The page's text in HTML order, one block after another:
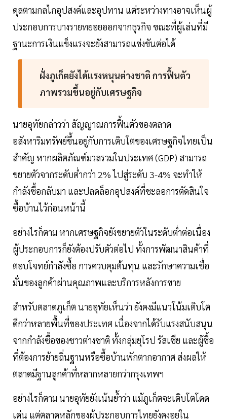
ดุลตามกลไกอุปสงค์และอุปทาน แต่ระหว่างทางอาจเห็นผู้
ประกอบการบางรายทยอยออกจากธุรกิจ ขณะที่ผู้เล่นที่มี
ฐานะการเงินแข็งแรงจะยังสามารถแข่งขันต่อได้
ฝั่งภูเก็ตยังได้แรงหนุนต่างชาติ การฟื้นตัว
ภาพรวมขึ้นอยู่กับเศรษฐกิจ
นายอุทัยกล่าวว่า สัญญาณการฟื้นตัวของตลาด
อสังหาริมทรัพย์ขึ้นอยู่กับการเติบโตของเศรษฐกิจไทยเป็น
สำคัญ หากผลิตภัณฑ์มวลรวมในประเทศ (GDP) สามารถ
ขยายตัวจากระดับต่ำกว่า 2% ไปสู่ระดับ 3-4% จะทำให้
กำลังซื้อกลับมา และปลดล็อกอุปสงค์ที่ชะลอการตัดสินใจ
ซื้อบ้านไว้ก่อนหน้านี้
อย่างไรก็ตาม หากเศรษฐกิจยังขยายตัวในระดับต่ำต่อเนื่อง
ผู้ประกอบการก็ยังต้องปรับตัวต่อไป ทั้งการพัฒนาสินค้าที่
ตอบโจทย์กำลังซื้อ การควบคุมต้นทุน และรักษาความเชื่อ
มั่นของลูกค้าผ่านคุณภาพและบริการหลังการขาย
สำหรับตลาดภูเก็ต นายอุทัยเห็นว่า ยังคงมีแนวโน้มเติบโต
ดีกว่าหลายพื้นที่ของประเทศ เนื่องจากได้รับแรงสนับสนุน
จากกำลังซื้อของชาวต่างชาติ ทั้งกลุ่มยุโรป รัสเซีย และผู้ซื้อ
ที่ต้องการย้ายถิ่นฐานหรือซื้อบ้านพักตากอากาศ ส่งผลให้
ตลาดมีฐานลูกค้าที่หลากหลายกว่ากรุงเทพฯ
อย่างไรก็ตาม นายอุทัยยังเน้นย้ำว่า แม้ภูเก็ตจะเติบโตโดด
เด่น แต่ตลาดหลักของผู้ประกอบการไทยยังคงอยู่ใน